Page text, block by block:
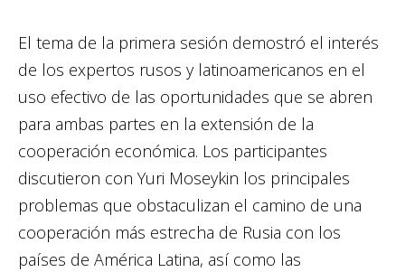
El tema de la primera sesión demostró el interés
de los expertos rusos y latinoamericanos en el
uso efectivo de las oportunidades que se abren
para ambas partes en la extensión de la
cooperación económica. Los participantes
discutieron con Yuri Moseykin los principales
problemas que obstaculizan el camino de una
cooperación más estrecha de Rusia con los
países de América Latina, así como las